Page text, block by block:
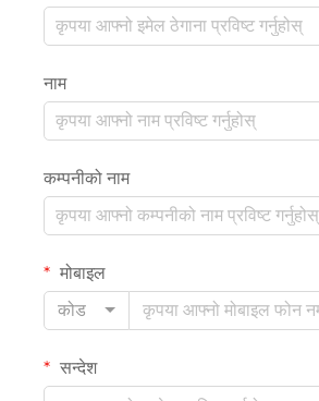
नाम
कम्पनीको नाम
मोबाइल
कोड
सन्देश